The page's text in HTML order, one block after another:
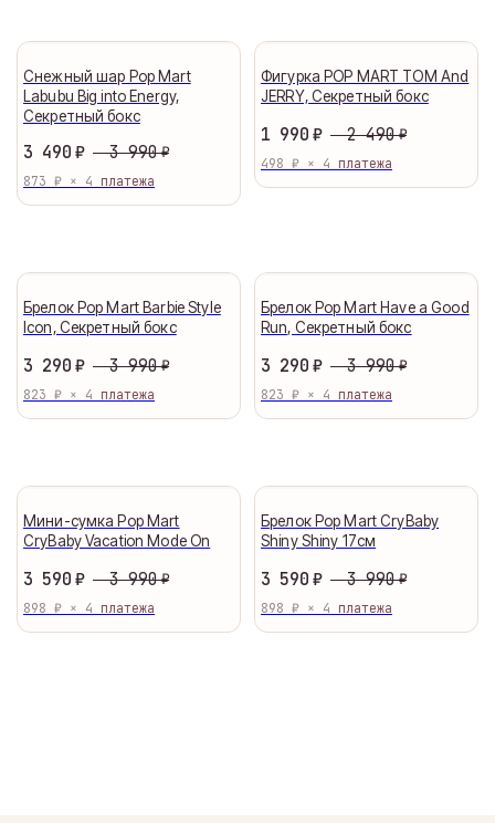
Снежный шар Pop Mart
Labubu Big into Energy,
Секретный бокс
3 490 ₽ 3 990 ₽
873 ₽ × 4
Фигурка POP MART TOM And
JERRY, Секретный бокс
1 990 ₽ 2 490 ₽
498 ₽ × 4
Брелок Pop Mart Barbie Style
Icon, Секретный бокс
3 290 ₽ 3 990 ₽
823 ₽ × 4
Брелок Pop Mart Have a Good
Run, Секретный бокс
3 290 ₽ 3 990 ₽
823 ₽ × 4
Мини-сумка Pop Mart
CryBaby Vacation Mode On
3 590 ₽ 3 990 ₽
898 ₽ × 4
Брелок Pop Mart CryBaby
Shiny Shiny 17см
3 590 ₽ 3 990 ₽
898 ₽ × 4
Оплата
сегодня
25%
Через
25%
Через
25%
Понятно